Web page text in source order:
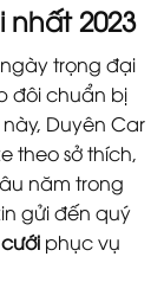
nhất 2023
trọng đại
đôi chuẩn bị
Duyên Car
theo sở thích,
năm trong
gửi đến quý
phục vụ